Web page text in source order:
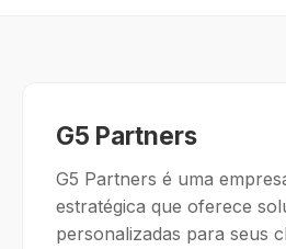
G5 Partners
G5 Partners é uma
estratégica que oferece
personalizadas para seus